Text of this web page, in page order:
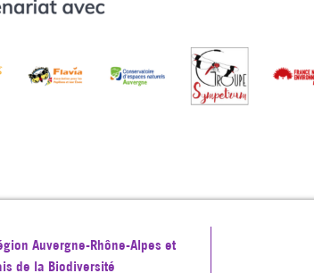
Auvergne-Rhône-Alpes et
de la Biodiversité